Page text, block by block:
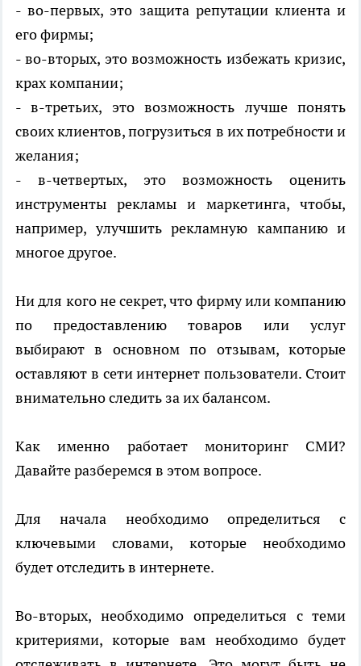
- во-первых, это защита репутации клиента и
его фирмы;
- во-вторых, это возможность избежать кризис,
крах компании;
- в-третьих, это возможность лучше понять
своих клиентов, погрузиться в их потребности и
желания;
- в-четвертых, это возможность оценить
инструменты рекламы и маркетинга, чтобы,
например, улучшить рекламную кампанию и
многое другое.
Ни для кого не секрет, что фирму или компанию
по предоставлению товаров или услуг
выбирают в основном по отзывам, которые
оставляют в сети интернет пользователи. Стоит
внимательно следить за их балансом.
Как именно работает мониторинг СМИ?
Давайте разберемся в этом вопросе.
Для начала необходимо определиться с
ключевыми словами, которые необходимо
будет отследить в интернете.
Во-вторых, необходимо определиться с теми
критериями, которые вам необходимо будет